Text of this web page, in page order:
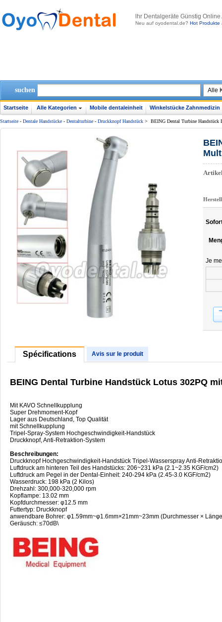
lhr Dentalgeräte Günstig
Neu auf oyodental.de? Hot Produkte
suchen
Startseite Alle Kategorien Mobile dentaleinheit Winkelstücke Zahnmedizin
Startseite - Dentale Handstücke - Dentalturbine - Druckknopf Handstück > BEING Dental Turbine
Je
Spécifications Avis sur le produit
BEING Dental Turbine Handstück Lotus 302PQ
Mit KAVO Schnellkupplung
Super Drehmoment-Kopf
Lager aus Deutschland, Top Qualität
mit Schnellkupplung
Tripel-Spray-System Hochgeschwindigkeit-Handstück
Druckknopf, Anti-Retraktion-System
Beschreibungen:
Druckknopf Hochgeschwindigkeit-Handstück Tripel-Wasserspray Anti-
Luftdruck am hinteren Teil des Handstücks: 206~231 kPa (2.1~2.35 KGF/cm2)
Luftdruck am Pegel in der Dental-Einheit: 240-294 kPa (2.45-3.0 KGF/cm2)
Wasserdruck: 198 kPa (2 Kilos)
Drehzahl: 300,000-320,000 rpm
Kopflampe: 13.02 mm
Kopfdurchmesser: φ12.5 mm
Futtertyp: Druckknopf
anwendbare Bohrer: φ1.59mm~φ1.6mm×21mm~23mm (Durchmesser ×
Geräusch: ≤70dB\